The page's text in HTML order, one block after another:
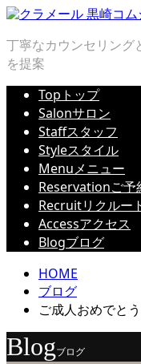
丁寧なカウンセリング
を提案
Top トップ
Salonサロン
Staffスタッフ
Styleスタイル
Menuメニュー
Reservationご予
Recruitリクルー
Accessアクセス
Blogブログ
HOME
ブログ
ご成人おめでと
Blogブログ